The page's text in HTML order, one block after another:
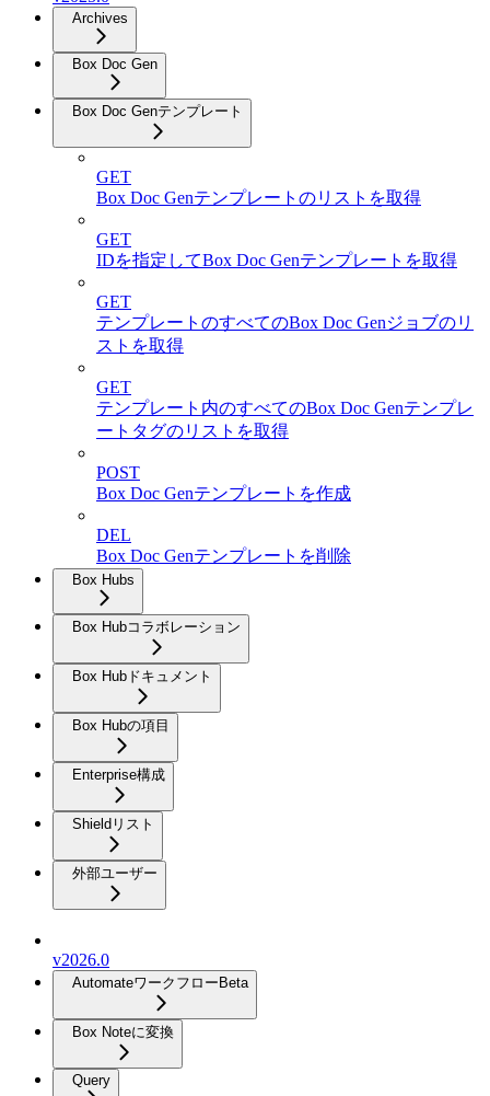
Archives
Box Doc Gen
Box Doc Genテンプレート
GET
Box Doc Genテンプレートのリストを取得
GET
IDを指定してBox Doc Genテンプレートを取得
GET
テンプレートのすべてのBox Doc Genジョブのリ
ストを取得
GET
テンプレート内のすべてのBox Doc Genテンプレ
ートタグのリストを取得
POST
Box Doc Genテンプレートを作成
DEL
Box Doc Genテンプレートを削除
Box Hubs
Box Hubコラボレーション
Box Hubドキュメント
Box Hubの項目
Enterprise構成
Shieldリスト
外部ユーザー
v2026.0
Automateワークフロー Beta
Box Noteに変換
Query